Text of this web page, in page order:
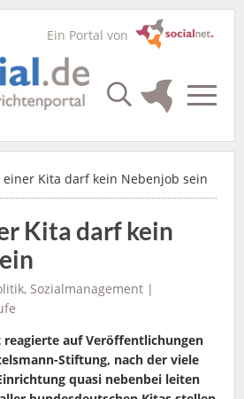
Ein Portal von
einer Kita darf kein Nebenjob sein
Kita darf kein
, Sozialmanagement |
auf Veröffentlichungen
Stiftung, nach der viele
quasi nebenbei leiten